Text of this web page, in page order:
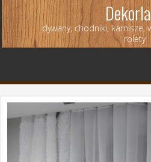
dywany, chodniki, karnisze,
rolety